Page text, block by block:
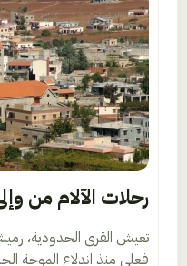
رحلات الآلام من
تعيش القرى الحدودية،
فعلي منذ اندلاع الموجة